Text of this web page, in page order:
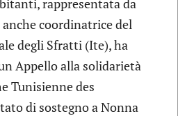
rappresentata da
anche coordinatrice del
degli Sfratti (Ite), ha
Appello alla solidarietà
Tunisienne des
di sostegno a Nonna